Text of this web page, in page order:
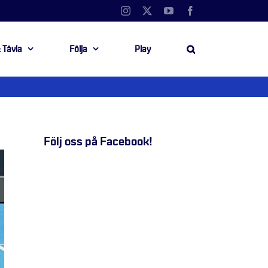
Instagram YouTube
Tävla Följa Play
Följ oss på Facebook!